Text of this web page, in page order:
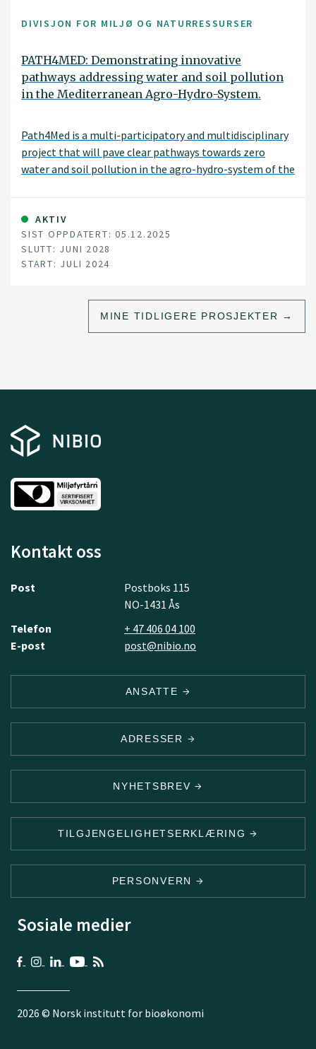
DIVISJON FOR MILJØ OG NATURRESSURSER
PATH4MED: Demonstrating innovative
pathways addressing water and soil pollution
in the Mediterranean Agro-Hydro-System.
Path4Med is a multi-participatory and multidisciplinary
project that will pave clear pathways towards zero
water and soil pollution in the agro-hydro-system of the
through an innovative triple bottom line approach
achieving economic, social, and environmental
sustainability to ensure human well-being and
ecosystems functioning.
AKTIV
SIST OPPDATERT: 05.12.2025
SLUTT: JUNI 2028
START: JULI 2024
MINE TIDLIGERE PROSJEKTER
Kontakt oss
Post
Postboks 115
NO-1431 Ås
Telefon
+ 47 406 04 100
E-post
post@nibio.no
ANSATTE
ADRESSER
NYHETSBREV
TILGJENGELIGHETSERKLÆRING
PERSONVERN
Sosiale medier
2026 © Norsk institutt for bioøkonomi